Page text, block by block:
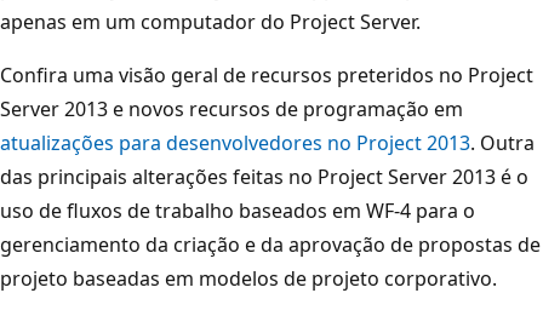
apenas em um computador do Project Server.
Confira uma visão geral de recursos preteridos no Project
Server 2013 e novos recursos de programação em
atualizações para desenvolvedores no Project 2013. Outra
das principais alterações feitas no Project Server 2013 é o
uso de fluxos de trabalho baseados em WF-4 para o
gerenciamento da criação e da aprovação de propostas de
projeto baseadas em modelos de projeto corporativo.